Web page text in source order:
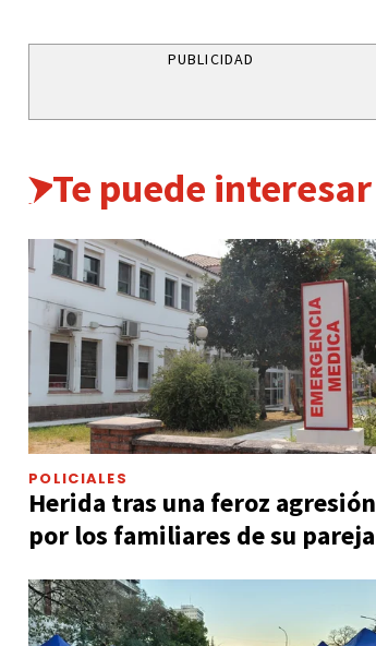
PUBLICIDAD
Te puede interesar
POLICIALES
Herida tras una feroz agresión
por los familiares de su pareja